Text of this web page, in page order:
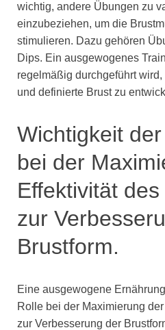
wichtig, andere Übungen zu
einzubeziehen, um die
stimulieren. Dazu gehören
Dips. Ein ausgewogenes
regelmäßig durchgeführt
und definierte Brust zu
Wichtigkeit
bei der
Effektivität
zur
Brustform.
Eine ausgewogene
Rolle bei der Maximierung
zur Verbesserung der